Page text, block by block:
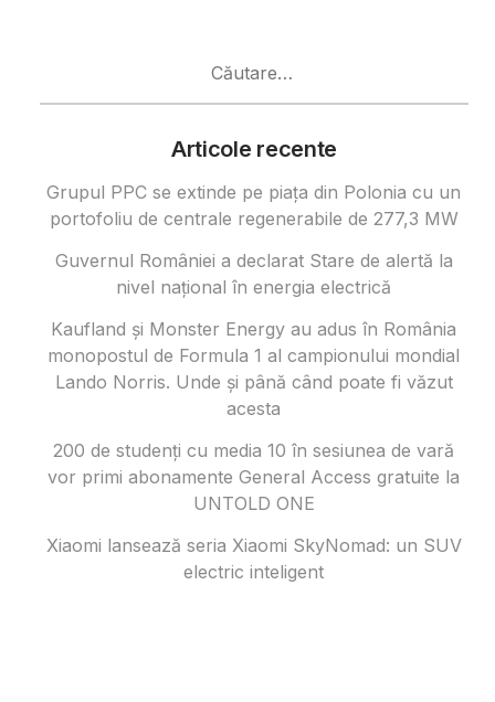
Articole recente
Grupul PPC se extinde pe piața din Polonia cu un
portofoliu de centrale regenerabile de 277,3 MW
Guvernul României a declarat Stare de alertă la
nivel național în energia electrică
Kaufland și Monster Energy au adus în România
monopostul de Formula 1 al campionului mondial
Lando Norris. Unde și până când poate fi văzut
acesta
200 de studenți cu media 10 în sesiunea de vară
vor primi abonamente General Access gratuite la
UNTOLD ONE
Xiaomi lansează seria Xiaomi SkyNomad: un SUV
electric inteligent